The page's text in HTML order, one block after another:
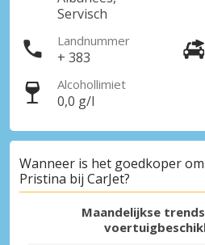
Servisch
Landnummer
+ 383
Alcohollimiet
0,0 g/l
Wanneer is het goedkoper
Pristina bij CarJet?
Maandelijkse